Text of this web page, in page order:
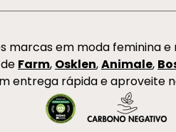
marcas em moda feminina e
Farm, Osklen,Animale,
entrega rápida e aproveite